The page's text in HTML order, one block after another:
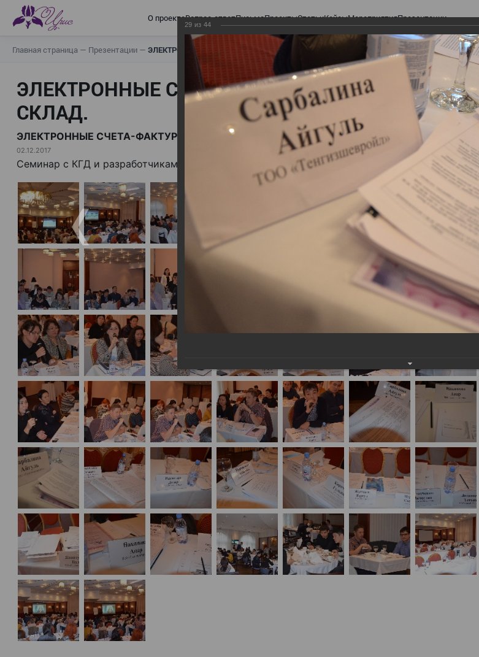
О проектеВопрос-ответПисьмаПроектыСтатьиКейсыМероприятияПрезентации
Главная страница — Презентации — ЭЛЕКТРОННЫЕ СЧЕТА-ФАКТУРЫ. ВИРТУАЛЬНЫЙ СКЛАД.
ЭЛЕКТРОННЫЕ СЧЕТА-ФАКТУРЫ. ВИРТУАЛЬНЫЙ
СКЛАД.
ЭЛЕКТРОННЫЕ СЧЕТА-ФАКТУРЫ. ВИРТУАЛЬНЫЙ СКЛАД.
02.12.2017
Семинар с КГД и разработчиками
29 из 44